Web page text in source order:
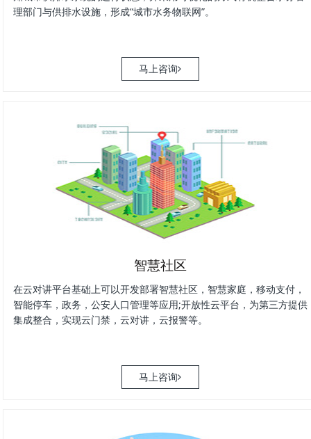
理部门与供排水设施，形成“城市水务物联网”。
马上咨询
智慧社区
在云对讲平台基础上可以开发部署智慧社区，智慧家庭，移动支付，
智能停车，政务，公安人口管理等应用;开放性云平台，为第三方提供
集成整合，实现云门禁，云对讲，云报警等。
马上咨询